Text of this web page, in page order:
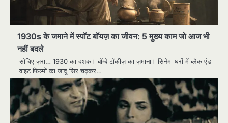
1930s के जमाने में स्पॉट बॉयज़ का जीवन: 5 मुख्य काम जो आज भी
नहीं बदले
सोचिए ज़रा… 1930 का दशक। बॉम्बे टॉकीज़ का ज़माना। सिनेमा घरों में ब्लैक एंड
वाइट फिल्मों का जादू सिर चढ़कर…